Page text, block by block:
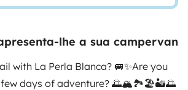
lhe a sua campervan
with La Perla Blanca? 🚐✨Are you
few days of adventure? 🌅🏔️🏞️🏖️🏜️🌅